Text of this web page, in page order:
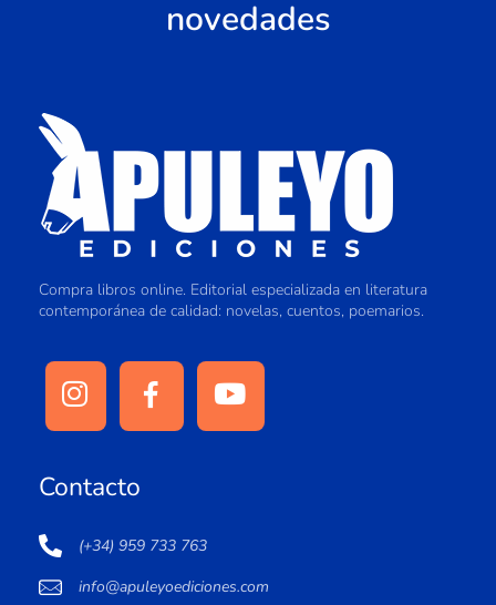
novedades
Compra libros online. Editorial especializada en literatura
contemporánea de calidad: novelas, cuentos, poemarios.
Contacto
(+34) 959 733 763
info@apuleyoediciones.com